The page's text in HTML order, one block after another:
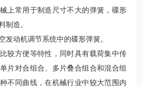
上常用于制造尺寸不大的弹簧，碟形
制造。
发动机调节系统中的碟形弹簧。
较方便等特性，同时具有载荷集中传
片对合组合、多片叠合组合和混合组
不同曲线，在机械行业中较大范围内